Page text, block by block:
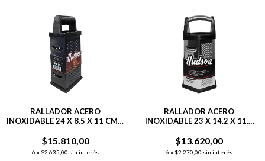
RALLADOR ACERO
INOXIDABLE 24 X 8.5 X 11 CM 4
$15.810,00
6 x $2.635,00 sin interés
RALLADOR ACERO
INOXIDABLE 23 X 14.2 X 11.8
$13.620,00
6 x $2.270,00 sin interés